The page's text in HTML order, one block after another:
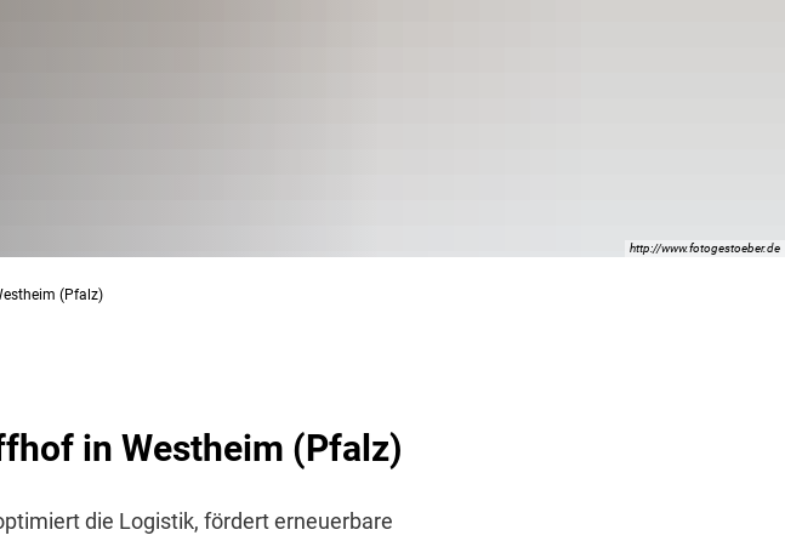
http://www.fotogestoeber.de
(Pfalz)
in Westheim (Pfalz)
die Logistik, fördert erneuerbare